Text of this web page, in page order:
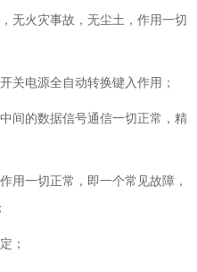
无火灾事故，无尘土，作用一切
关电源全自动转换键入作用；
间的数据信号通信一切正常，精
用一切正常，即一个常见故障，
；